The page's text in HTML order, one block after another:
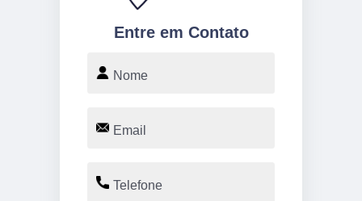
Entre em Contato